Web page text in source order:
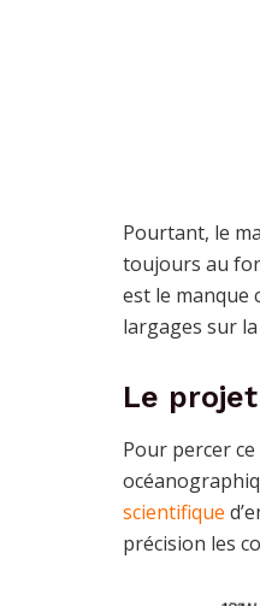
Pourtant, le
toujours au
est le manque
largages sur
Le
Pour percer
scientifique
précision les